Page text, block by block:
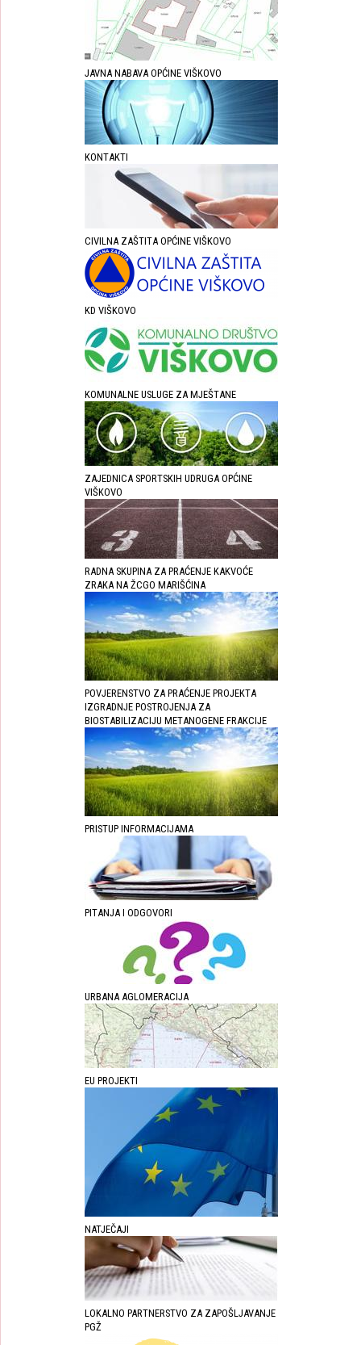
JAVNA NABAVA OPĆINE VIŠKOVO
KONTAKTI
CIVILNA ZAŠTITA OPĆINE VIŠKOVO
KD VIŠKOVO
KOMUNALNE USLUGE ZA MJEŠTANE
ZAJEDNICA SPORTSKIH UDRUGA OPĆINE
VIŠKOVO
RADNA SKUPINA ZA PRAĆENJE KAKVOĆE
ZRAKA NA ŽCGO MARIŠĆINA
POVJERENSTVO ZA PRAĆENJE PROJEKTA
IZGRADNJE POSTROJENJA ZA
BIOSTABILIZACIJU METANOGENE FRAKCIJE
PRISTUP INFORMACIJAMA
PITANJA I ODGOVORI
URBANA AGLOMERACIJA
EU PROJEKTI
NATJEČAJI
LOKALNO PARTNERSTVO ZA ZAPOŠLJAVANJE
PGŽ